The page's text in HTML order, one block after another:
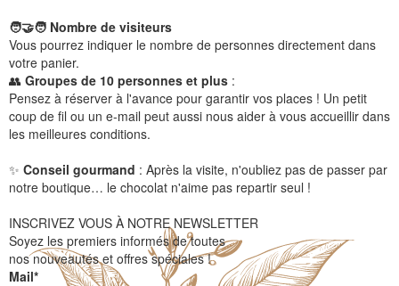
🧑🤝🧑 Nombre de visiteurs
Vous pourrez indiquer le nombre de personnes directement dans
votre panier.
👥 Groupes de 10 personnes et plus :
Pensez à réserver à l'avance pour garantir vos places ! Un petit
coup de fil ou un e-mail peut aussi nous aider à vous accueillir dans
les meilleures conditions.
✨ Conseil gourmand : Après la visite, n'oubliez pas de passer par
notre boutique… le chocolat n'aime pas repartir seul !
INSCRIVEZ VOUS À NOTRE NEWSLETTER
Soyez les premiers informés de toutes
nos nouveautés et offres spéciales !
Mail*